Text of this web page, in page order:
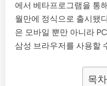
에서 베타프로그램을 통
월만에 정식으로 출시됐
은 모바일 뿐만 아니라
삼성 브라우저를 사용할
목차